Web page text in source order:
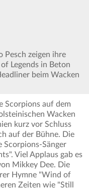
Pesch zeigen ihre
Legends in Beton
beim Wacken
Scorpions auf dem
Wacken
kurz vor Schluss
auf der Bühne. Die
Sänger
Viel Applaus gab es
Mikkey Dee. Die
Hymne "Wind of
Zeiten wie "Still